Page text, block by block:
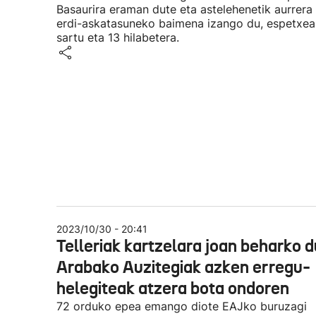
Basaurira eraman dute eta astelehenetik aurrera
erdi-askatasuneko baimena izango du,
sartu eta 13 hilabetera.
2023/10/30 - 20:41
Telleriak kartzelara joan beharko
Arabako Auzitegiak azken erregu-
helegiteak atzera bota ondoren
72 orduko epea emango diote EAJko buruzagi